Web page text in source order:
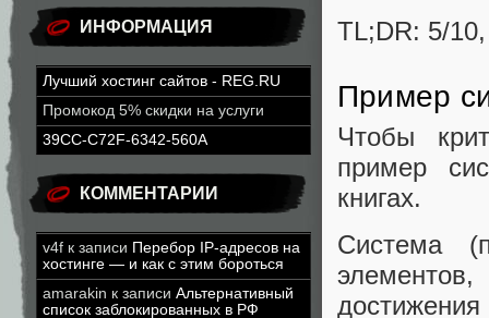
ИНФОРМАЦИЯ
Лучший хостинг сайтов - REG.RU
Промокод 5% скидки на услуги
39CC-C72F-6342-560A
КОММЕНТАРИИ
v4f к записи Перебор IP-адресов на
хостинге — и как с этим бороться
amarakin к записи Альтернативный
список заблокированных в РФ
TL;DR: 5/10,
Пример
Чтобы
пример
книгах.
Система